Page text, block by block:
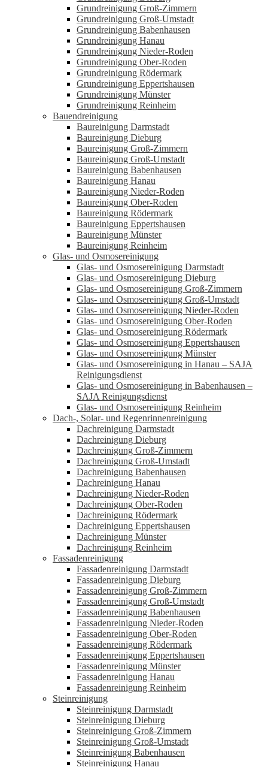
Grundreinigung Groß-Zimmern
Grundreinigung Groß-Umstadt
Grundreinigung Babenhausen
Grundreinigung Hanau
Grundreinigung Nieder-Roden
Grundreinigung Ober-Roden
Grundreinigung Rödermark
Grundreinigung Eppertshausen
Grundreinigung Münster
Grundreinigung Reinheim
Bauendreinigung
Baureinigung Darmstadt
Baureinigung Dieburg
Baureinigung Groß-Zimmern
Baureinigung Groß-Umstadt
Baureinigung Babenhausen
Baureinigung Hanau
Baureinigung Nieder-Roden
Baureinigung Ober-Roden
Baureinigung Rödermark
Baureinigung Eppertshausen
Baureinigung Münster
Baureinigung Reinheim
Glas- und Osmosereinigung
Glas- und Osmosereinigung Darmstadt
Glas- und Osmosereinigung Dieburg
Glas- und Osmosereinigung Groß-Zimmern
Glas- und Osmosereinigung Groß-Umstadt
Glas- und Osmosereinigung Nieder-Roden
Glas- und Osmosereinigung Ober-Roden
Glas- und Osmosereinigung Rödermark
Glas- und Osmosereinigung Eppertshausen
Glas- und Osmosereinigung Münster
Glas- und Osmosereinigung in Hanau – SAJA
Reinigungsdienst
Glas- und Osmosereinigung in Babenhausen –
SAJA Reinigungsdienst
Glas- und Osmosereinigung Reinheim
Dach-, Solar- und Regenrinnenreinigung
Dachreinigung Darmstadt
Dachreinigung Dieburg
Dachreinigung Groß-Zimmern
Dachreinigung Groß-Umstadt
Dachreinigung Babenhausen
Dachreinigung Hanau
Dachreinigung Nieder-Roden
Dachreinigung Ober-Roden
Dachreinigung Rödermark
Dachreinigung Eppertshausen
Dachreinigung Münster
Dachreinigung Reinheim
Fassadenreinigung
Fassadenreinigung Darmstadt
Fassadenreinigung Dieburg
Fassadenreinigung Groß-Zimmern
Fassadenreinigung Groß-Umstadt
Fassadenreinigung Babenhausen
Fassadenreinigung Nieder-Roden
Fassadenreinigung Ober-Roden
Fassadenreinigung Rödermark
Fassadenreinigung Eppertshausen
Fassadenreinigung Münster
Fassadenreinigung Hanau
Fassadenreinigung Reinheim
Steinreinigung
Steinreinigung Darmstadt
Steinreinigung Dieburg
Steinreinigung Groß-Zimmern
Steinreinigung Groß-Umstadt
Steinreinigung Babenhausen
Steinreinigung Hanau